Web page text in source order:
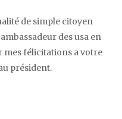
de simple citoyen
des usa en
mes félicitations a votre
président.